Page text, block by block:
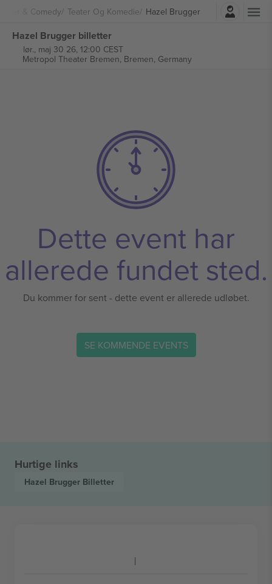
& Comedy Teater Og Komedie Hazel Brugger
Log ind
Hazel Brugger billetter
lør., maj 30 26, 12:00 CEST
Metropol Theater Bremen, Bremen, Germany
Dette event har
allerede fundet sted.
Du kommer for sent - dette event er allerede udløbet.
SE KOMMENDE EVENTS
Hurtige links
Hazel Brugger Billetter